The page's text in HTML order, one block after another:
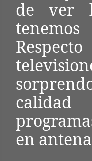
de ver
en